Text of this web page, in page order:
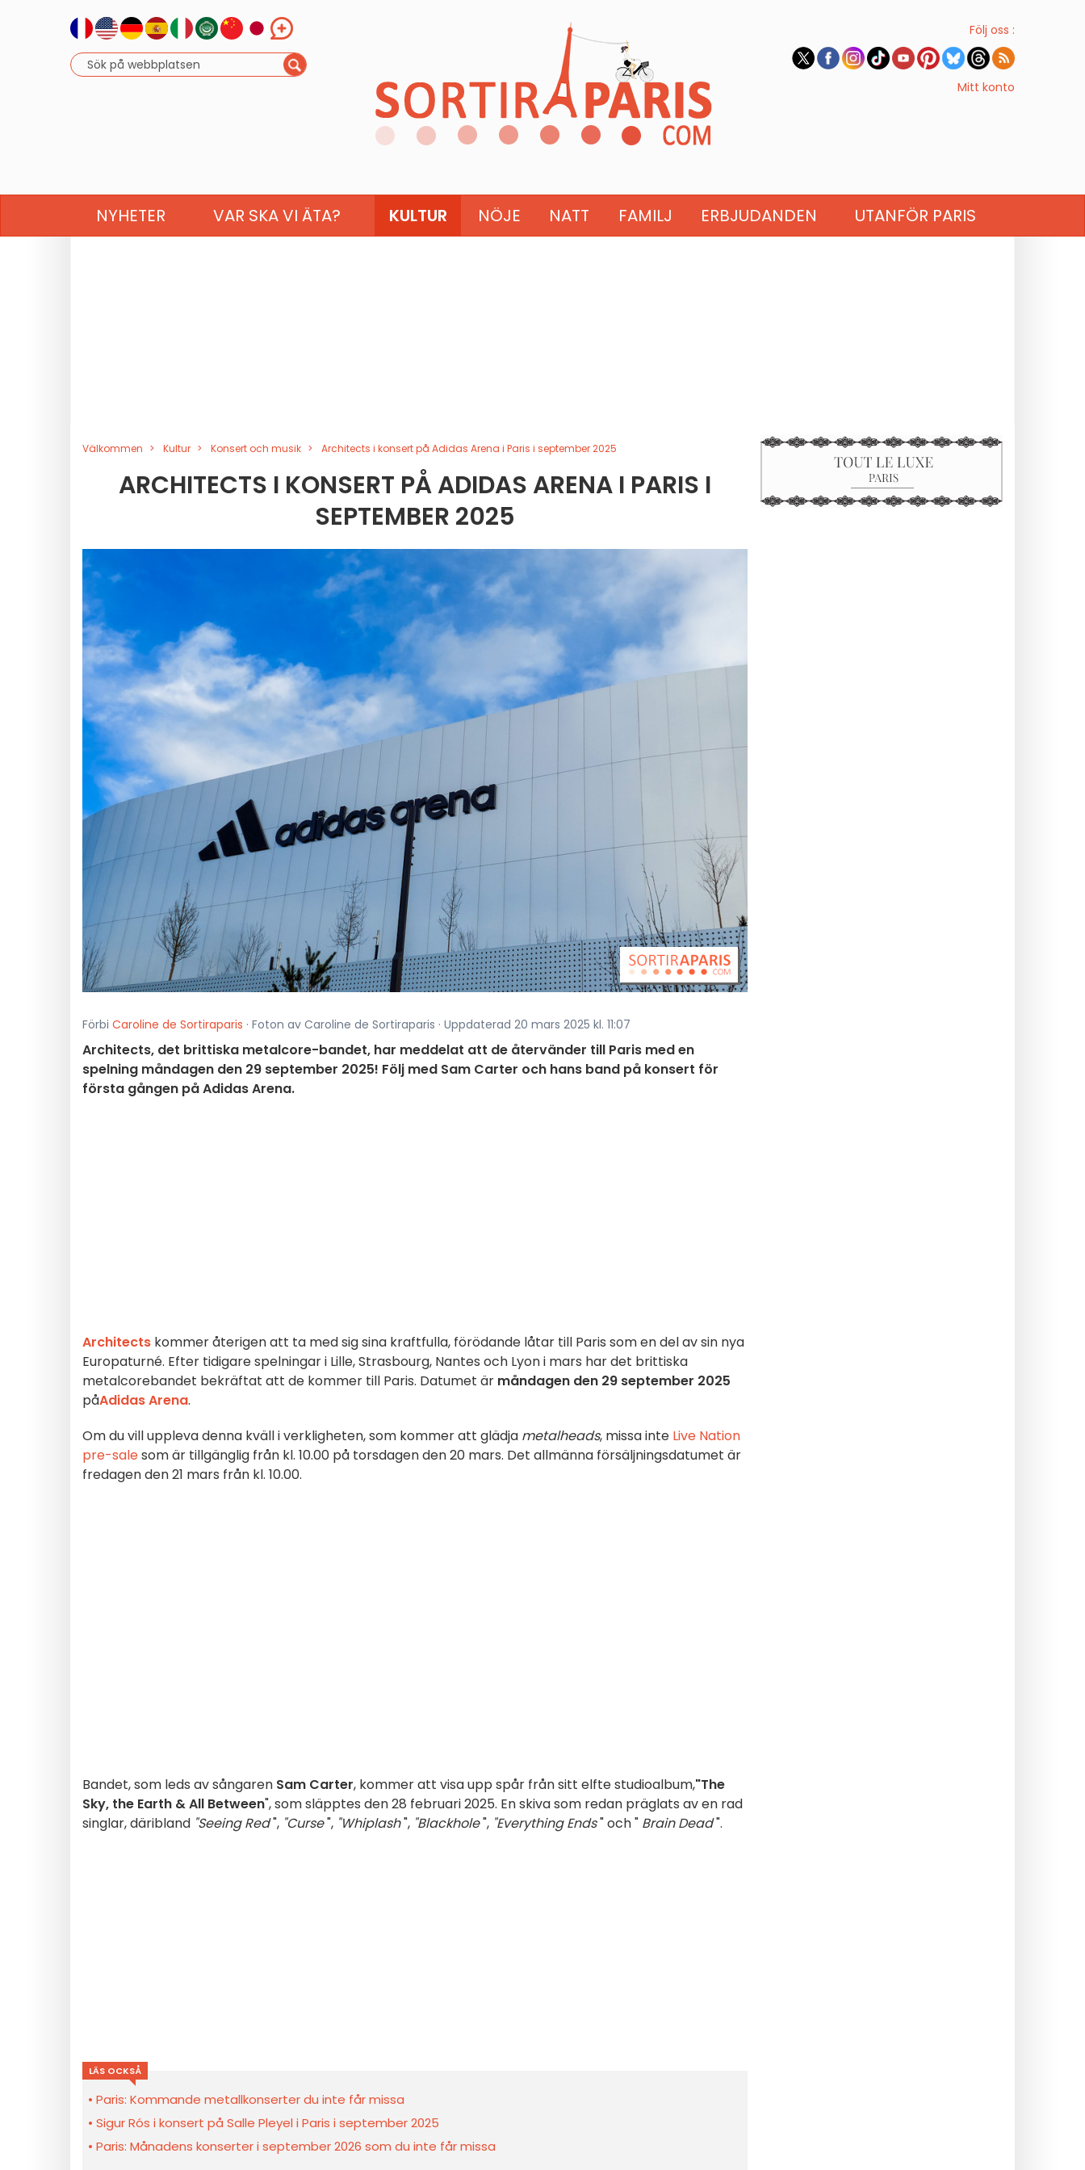
Följ oss :
Mitt konto
NYHETER VAR SKA VI ÄTA? KULTUR NÖJE NATT FAMILJ ERBJUDANDEN UTANFÖR PARIS
Välkommen Kultur Konsert och musik Architects i konsert på Adidas Arena i Paris i september 2025
ARCHITECTS I KONSERT PÅ ADIDAS ARENA I PARIS I
SEPTEMBER 2025
Förbi Caroline de Sortiraparis · Foton av Caroline de Sortiraparis · Uppdaterad 20 mars 2025 kl. 11:07
Architects, det brittiska metalcore-bandet, har meddelat att de återvänder till Paris med en
spelning måndagen den 29 september 2025! Följ med Sam Carter och hans band på konsert för
första gången på Adidas Arena.
Architects kommer återigen att ta med sig sina kraftfulla, förödande låtar till Paris som en del av sin nya
Europaturné. Efter tidigare spelningar i Lille, Strasbourg, Nantes och Lyon i mars har det brittiska
metalcorebandet bekräftat att de kommer till Paris. Datumet är måndagen den 29 september 2025
påAdidas Arena.
Om du vill uppleva denna kväll i verkligheten, som kommer att glädja metalheads, missa inte Live Nation
pre-salesom är tillgänglig från kl. 10.00 på torsdagen den 20 mars. Det allmänna försäljningsdatumet är
fredagen den 21 mars från kl. 10.00.
Bandet, som leds av sångaren Sam Carter, kommer att visa upp spår från sitt elfte studioalbum,"The
Sky, the Earth & All Between", som släpptes den 28 februari 2025. En skiva som redan präglats av en rad
singlar, däribland "Seeing Red", "Curse", "Whiplash", "Blackhole", "Everything Ends" och " Brain Dead".
LÄS OCKSÅ
Paris: Kommande metallkonserter du inte får missa
Sigur Rós i konsert på Salle Pleyel i Paris i september 2025
Paris: Månadens konserter i september 2026 som du inte får missa